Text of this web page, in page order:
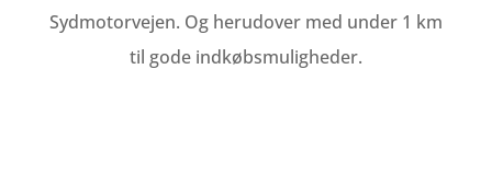
Sydmotorvejen. Og herudover med under 1 km
til gode indkøbsmuligheder.